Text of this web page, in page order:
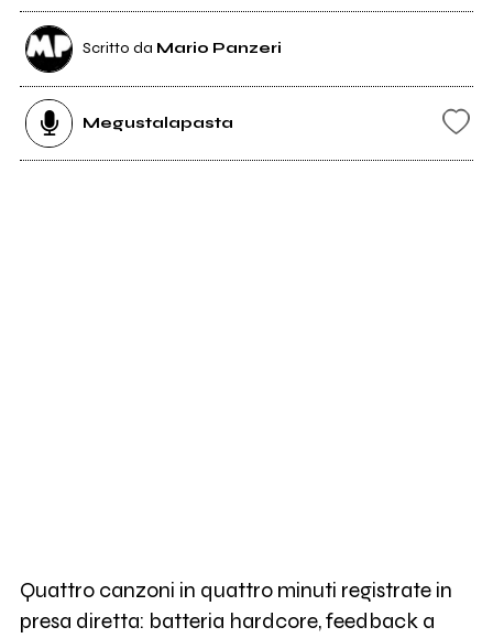
Scritto da Mario Panzeri
Megustalapasta
Quattro canzoni in quattro minuti registrate in
presa diretta: batteria hardcore, feedback a